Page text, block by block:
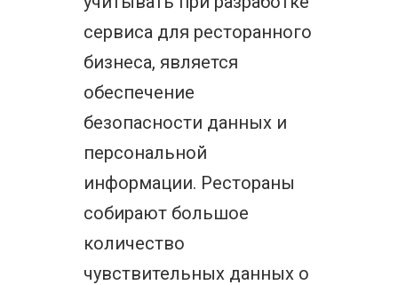
сервиса для ресторанного
бизнеса, является
обеспечение
безопасности данных и
персональной
информации. Рестораны
собирают большое
количество
чувствительных данных о